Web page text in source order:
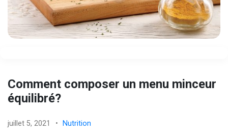
Comment composer un menu minceur
équilibré?
juillet 5, 2021 • Nutrition